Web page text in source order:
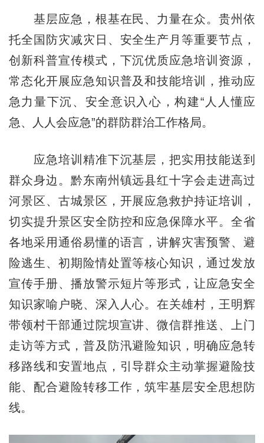
基层应急，根基在民、力量在众。贵州依
托全国防灾减灾日、安全生产月等重要节点，
创新科普宣传模式，下沉优质应急培训资源，
常态化开展应急知识普及和技能培训，推动应
急力量下沉、安全意识入心，构建“人人懂应
急、人人会应急”的群防群治工作格局。
应急培训精准下沉基层，把实用技能送到
群众身边。黔东南州镇远县红十字会走进高过
河景区、古城景区，开展应急救护持证培训，
切实提升景区安全防控和应急保障水平。全省
各地采用通俗易懂的语言，讲解灾害预警、避
险逃生、初期险情处置等核心知识，通过发放
宣传手册、播放警示短片等形式，让应急安全
知识家喻户晓、深入人心。在关雄村，王明辉
带领村干部通过院坝宣讲、微信群推送、上门
走访等方式，普及防汛避险知识，明确应急转
移路线和安置地点，引导群众主动掌握避险技
能、配合避险转移工作，筑牢基层安全思想防
线。